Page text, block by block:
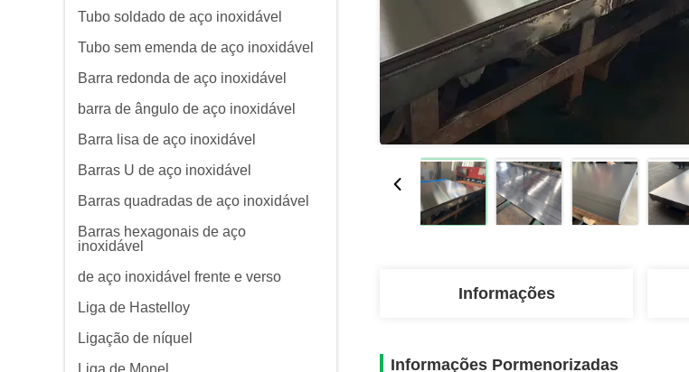
Tubo soldado de aço inoxidável
Tubo sem emenda de aço inoxidável
Barra redonda de aço inoxidável
barra de ângulo de aço inoxidável
Barra lisa de aço inoxidável
Barras U de aço inoxidável
Barras quadradas de aço inoxidável
Barras hexagonais de aço
inoxidável
de aço inoxidável frente e verso
Liga de Hastelloy
Ligação de níquel
Liga de Monel
Informações
Informações Pormenorizadas